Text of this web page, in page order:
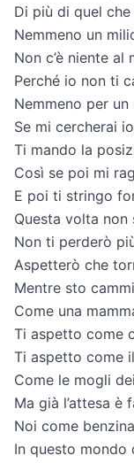
Di più di quel che
Nemmeno un
Non c’è niente
Perché io non ti
Nemmeno per un
Se mi cercherai
Ti mando la
Così se poi mi
E poi ti stringo
Questa volta non
Non ti perderò
Aspetterò che
Mentre sto
Come una
Ti aspetto come
Ti aspetto come
Come le mogli
Ma già l’attesa è
Noi come benzina
In questo mondo